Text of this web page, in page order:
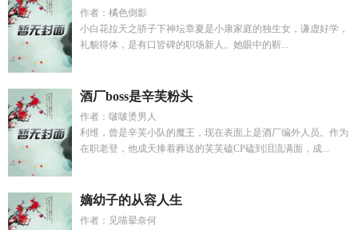
作者：橘色倒影
小白花拉天之骄子下神坛章夏是小康家庭的独生女，谦虚好学，
礼貌得体，是有口皆碑的职场新人。她眼中的靳...
酒厂boss是辛芙粉头
作者：啵啵烫男人
利维，曾是辛芙小队的魔王，现在表面上是酒厂编外人员。作为
在职老登，他成天捧着葬送的芙芙磕CP磕到泪流满面，成...
嫡幼子的从容人生
作者：见喵晕奈何